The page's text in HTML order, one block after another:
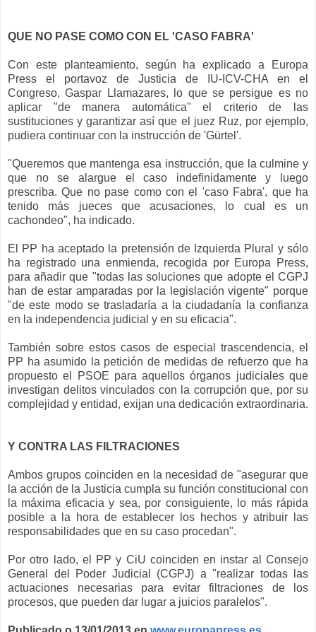
QUE NO PASE COMO CON EL 'CASO FABRA'
Con este planteamiento, según ha explicado a Europa
Press el portavoz de Justicia de IU-ICV-CHA en el
Congreso, Gaspar Llamazares, lo que se persigue es no
aplicar "de manera automática" el criterio de las
sustituciones y garantizar así que el juez Ruz, por ejemplo,
pudiera continuar con la instrucción de 'Gürtel'.
"Queremos que mantenga esa instrucción, que la culmine y
que no se alargue el caso indefinidamente y luego
prescriba. Que no pase como con el 'caso Fabra', que ha
tenido más jueces que acusaciones, lo cual es un
cachondeo", ha indicado.
El PP ha aceptado la pretensión de Izquierda Plural y sólo
ha registrado una enmienda, recogida por Europa Press,
para añadir que "todas las soluciones que adopte el CGPJ
han de estar amparadas por la legislación vigente" porque
"de este modo se trasladaría a la ciudadanía la confianza
en la independencia judicial y en su eficacia".
También sobre estos casos de especial trascendencia, el
PP ha asumido la petición de medidas de refuerzo que ha
propuesto el PSOE para aquellos órganos judiciales que
investigan delitos vinculados con la corrupción que, por su
complejidad y entidad, exijan una dedicación extraordinaria.
Y CONTRA LAS FILTRACIONES
Ambos grupos coinciden en la necesidad de "asegurar que
la acción de la Justicia cumpla su función constitucional con
la máxima eficacia y sea, por consiguiente, lo más rápida
posible a la hora de establecer los hechos y atribuir las
responsabilidades que en su caso procedan".
Por otro lado, el PP y CiU coinciden en instar al Consejo
General del Poder Judicial (CGPJ) a "realizar todas las
actuaciones necesarias para evitar filtraciones de los
procesos, que pueden dar lugar a juicios paralelos".